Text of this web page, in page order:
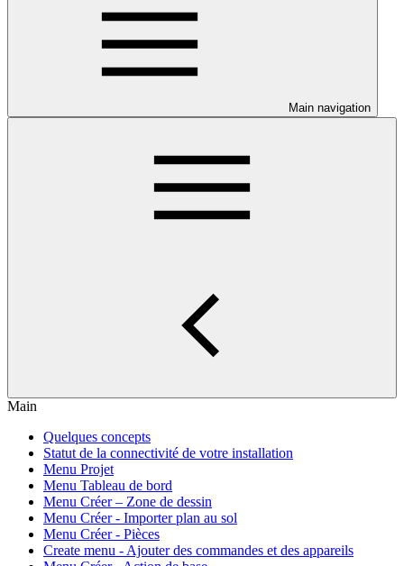
Main navigation
Main
Quelques concepts
Statut de la connectivité de votre installation
Menu Projet
Menu Tableau de bord
Menu Créer – Zone de dessin
Menu Créer - Importer plan au sol
Menu Créer - Pièces
Create menu - Ajouter des commandes et des appareils